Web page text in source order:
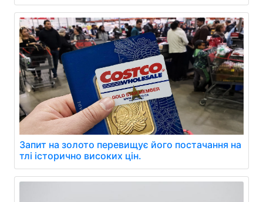
Запит на золото перевищує його постачання на
тлі історично високих цін.